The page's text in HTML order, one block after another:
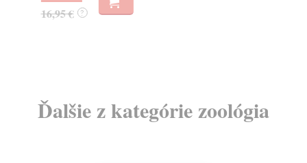
16,95 € ?
Ďalšie z kategórie zoológia